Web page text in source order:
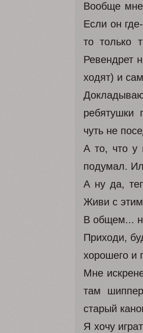
Вообще мне
Если он
то только
Ревендрет
ходят) и
ребятушки
чуть не
А то, что у
подумал.
А ну да,
Живи с
В общем...
Приходи,
хорошего и
Мне
там
старый
Я хочу